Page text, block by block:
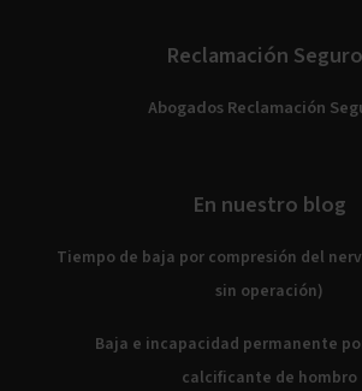
Reclamación
Abogados Reclamación
En nuestro blog
Tiempo de baja por compresión del
sin operación)
Baja e incapacidad permanente
calcificante de hombro